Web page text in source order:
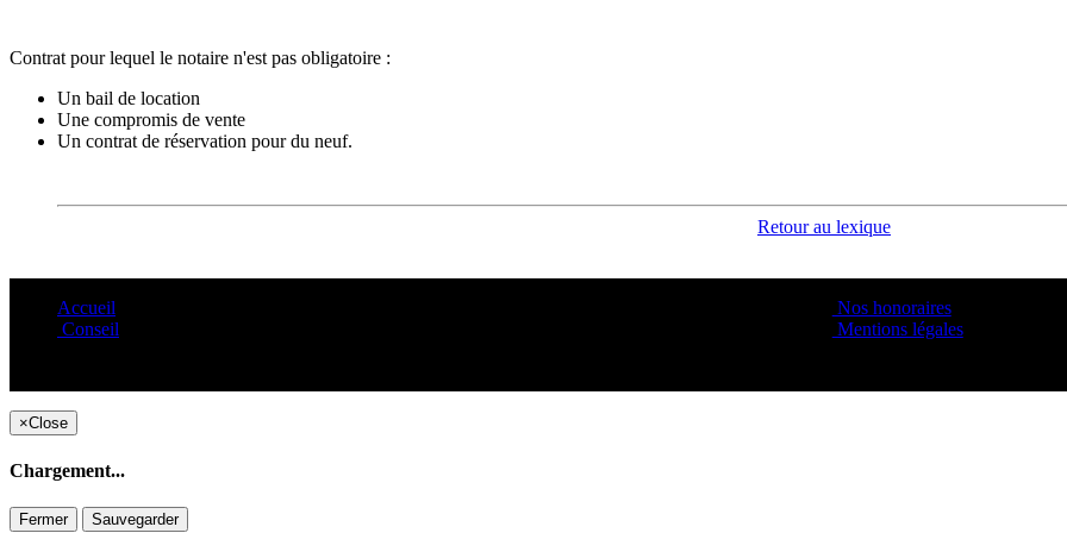
Contrat pour lequel le notaire n'est pas obligatoire :
Un bail de location
Une compromis de vente
Un contrat de réservation pour du neuf.
Retour au lexique
Accueil
Conseil
Nos honoraires
Mentions légales
×Close
Chargement...
Fermer Sauvegarder